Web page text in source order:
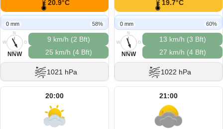
20.9°C
0 mm 58%
N
O
S
W
NNW
9 km/h (2 Bft)
25 km/h (4 Bft)
1021 hPa
19.7°C
0 mm 60%
N
O
S
W
NNW
13 km/h (3 Bft)
27 km/h (4 Bft)
1022 hPa
20:00 21:00